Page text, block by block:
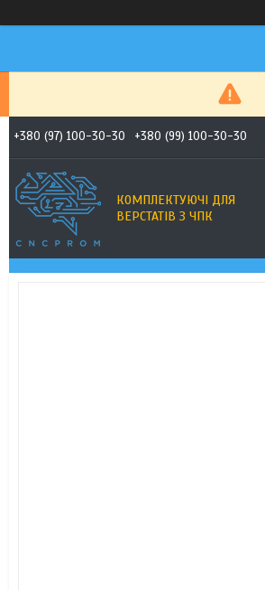
+380 (97) 100-30-30 +380 (99) 100-30-30
КОМПЛЕКТУЮЧІ ДЛЯ
ВЕРСТАТІВ З ЧПК